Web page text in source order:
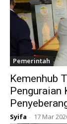
Pemerintah
Kemenhub
Penguraian
Syifa - 17 Mar